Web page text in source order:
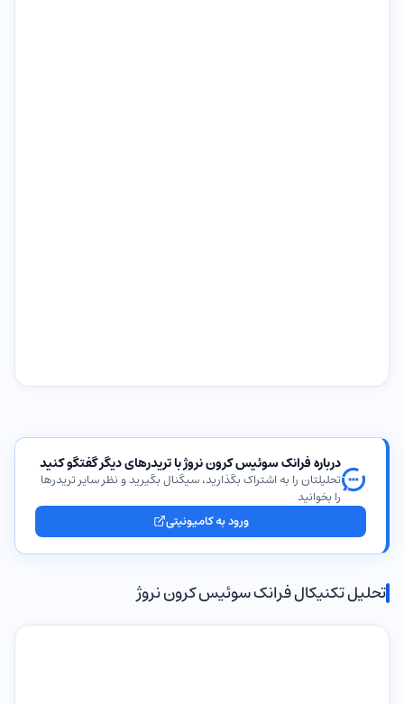
درباره فرانک سوئیس کرون نروژ با تریدرهای دیگر گفتگو کنید
تحلیلتان را به اشتراک بگذارید، سیگنال بگیرید و نظر سایر تریدرها
را بخوانید
ورود به کامیونیتی
تحلیل تکنیکال فرانک سوئیس کرون نروژ